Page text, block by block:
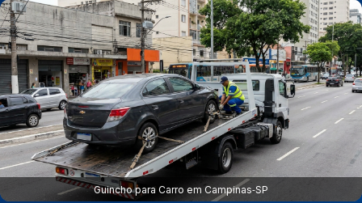
Guincho para Carro em Campinas‑SP